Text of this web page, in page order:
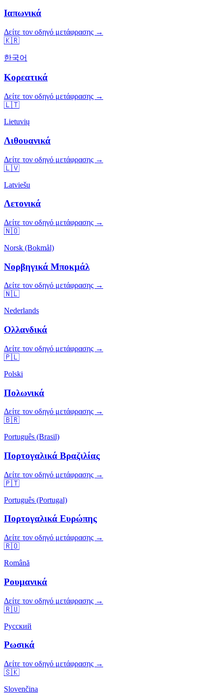
Ιαπωνικά
Δείτε τον οδηγό μετάφρασης →
🇰🇷
한국어
Κορεατικά
Δείτε τον οδηγό μετάφρασης →
🇱🇹
Lietuvių
Λιθουανικά
Δείτε τον οδηγό μετάφρασης →
🇱🇻
Latviešu
Λετονικά
Δείτε τον οδηγό μετάφρασης →
🇳🇴
Norsk (Bokmål)
Νορβηγικά Μποκμάλ
Δείτε τον οδηγό μετάφρασης →
🇳🇱
Nederlands
Ολλανδικά
Δείτε τον οδηγό μετάφρασης →
🇵🇱
Polski
Πολωνικά
Δείτε τον οδηγό μετάφρασης →
🇧🇷
Português (Brasil)
Πορτογαλικά Βραζιλίας
Δείτε τον οδηγό μετάφρασης →
🇵🇹
Português (Portugal)
Πορτογαλικά Ευρώπης
Δείτε τον οδηγό μετάφρασης →
🇷🇴
Română
Ρουμανικά
Δείτε τον οδηγό μετάφρασης →
🇷🇺
Русский
Ρωσικά
Δείτε τον οδηγό μετάφρασης →
🇸🇰
Slovenčina